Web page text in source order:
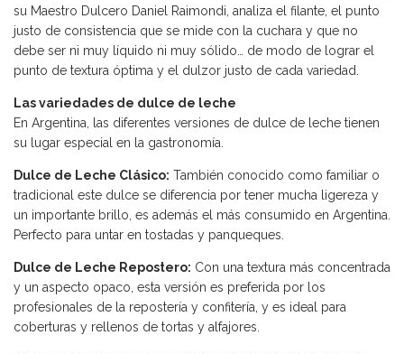
su Maestro Dulcero Daniel Raimondi, analiza el filante, el punto
justo de consistencia que se mide con la cuchara y que no
debe ser ni muy líquido ni muy sólido… de modo de lograr el
punto de textura óptima y el dulzor justo de cada variedad.
Las variedades de dulce de leche
En Argentina, las diferentes versiones de dulce de leche tienen
su lugar especial en la gastronomía.
Dulce de Leche Clásico: También conocido como familiar o
tradicional este dulce se diferencia por tener mucha ligereza y
un importante brillo, es además el más consumido en Argentina.
Perfecto para untar en tostadas y panqueques.
Dulce de Leche Repostero: Con una textura más concentrada
y un aspecto opaco, esta versión es preferida por los
profesionales de la repostería y confitería, y es ideal para
coberturas y rellenos de tortas y alfajores.